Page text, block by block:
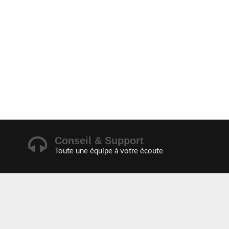
Conseil & Support
Toute une équipe à votre écoute